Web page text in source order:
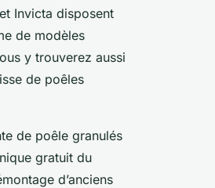
Invicta disposent
de modèles
y trouverez aussi
de poêles
de poêle granulés
gratuit du
d’anciens